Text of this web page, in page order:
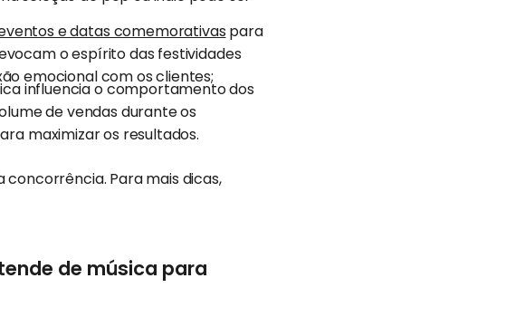
e datas comemorativas para
o espírito das festividades
emocional com os clientes;
influencia o comportamento dos
de vendas durante os
maximizar os resultados.
Para mais dicas,
de música para